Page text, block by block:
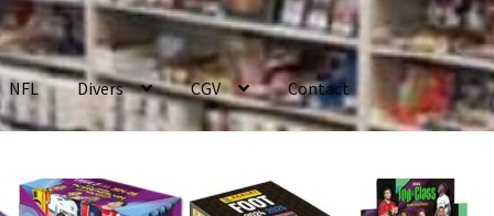
NFL Divers CGV Contact